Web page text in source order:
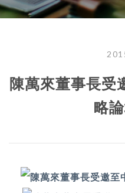
陳萬來董事長受
略